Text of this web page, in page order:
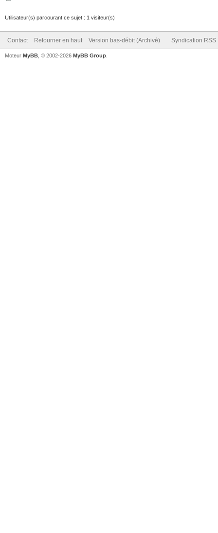
Utilisateur(s) parcourant ce sujet : 1 visiteur(s)
Contact Retourner en haut Version bas-débit (Archivé) Syndication RSS
Moteur MyBB , © 2002-2026 MyBB Group